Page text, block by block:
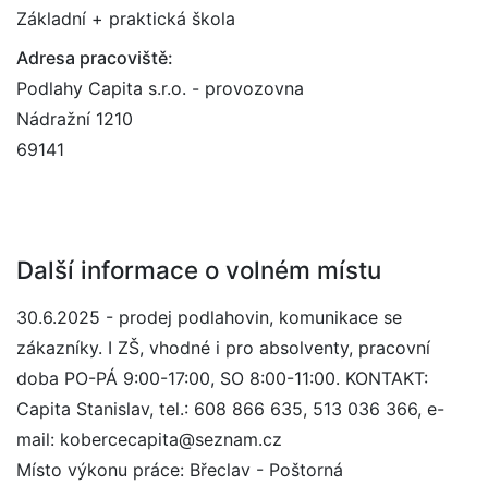
Základní + praktická škola
Adresa pracoviště:
Podlahy Capita s.r.o. - provozovna
Nádražní 1210
69141
Další informace o volném místu
30.6.2025 - prodej podlahovin, komunikace se
zákazníky. I ZŠ, vhodné i pro absolventy, pracovní
doba PO-PÁ 9:00-17:00, SO 8:00-11:00. KONTAKT:
Capita Stanislav, tel.: 608 866 635, 513 036 366, e-
mail: kobercecapita@seznam.cz
Místo výkonu práce: Břeclav - Poštorná